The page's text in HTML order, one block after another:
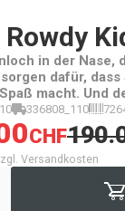
Rowdy
in der Nase,
dafür,
macht. Und
336808_110
CHF
Versandkosten